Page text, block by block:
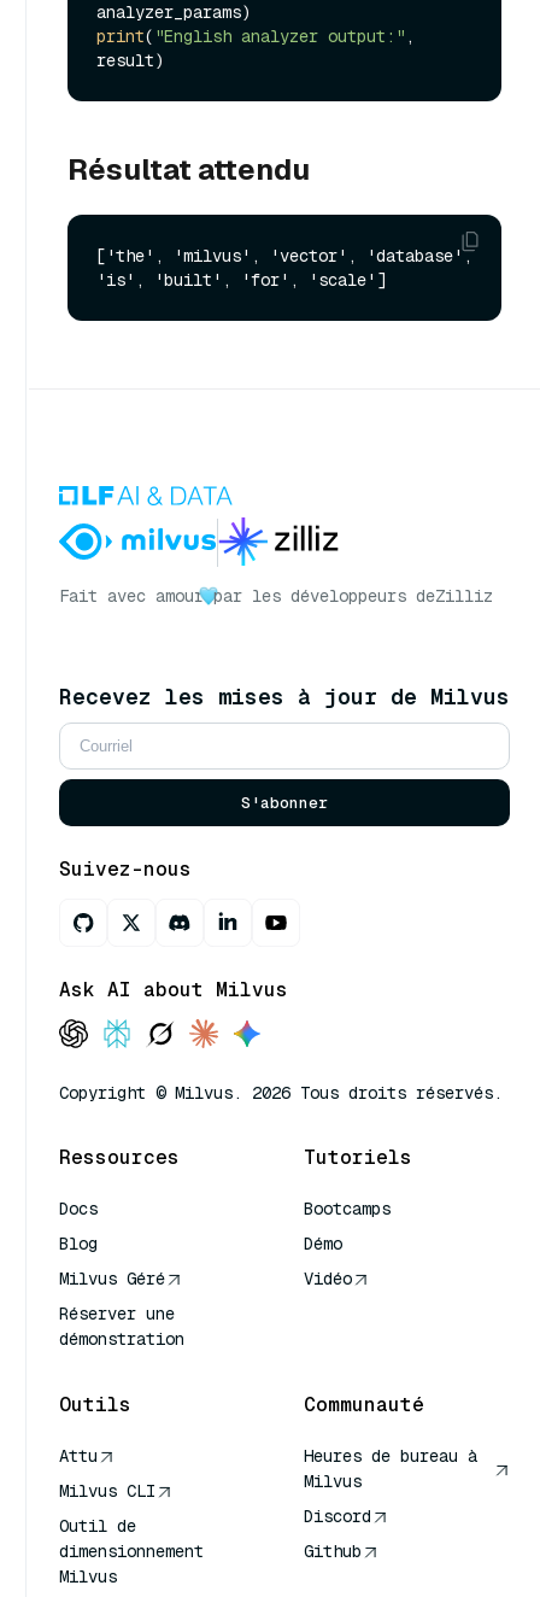
print( "English analyzer output:" ,
Résultat attendu
['the', 'milvus', 'vector', 'database',
Fait avec amour par les développeurs deZilliz
Recevez les mises à jour de Milvus
S'abonner
Suivez-nous
Ask AI about Milvus
Copyright © Milvus. 2026 Tous droits réservés.
Ressources
Docs
Blog
Milvus Géré
Réserver une
démonstration
Tutoriels
Bootcamps
Démo
Vidéo
Outils
Attu
Milvus CLI
Outil de
dimensionnement
Milvus
Communauté
Heures de bureau à
Milvus
Discord
Github